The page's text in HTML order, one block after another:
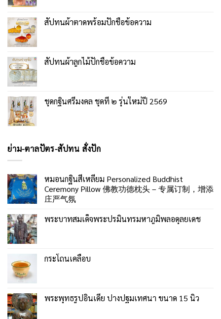
สัปทนผ้าตาดพร้อมปักชื่อข้อความ
สัปทนผ้าลูกไม้ปักชื่อข้อความ
ชุดกฐินศรีมงคล ชุดที่ ๒ รุ่นใหม่ปี 2569
ย่าม-ตาลปัตร-สัปทน สั่งปัก
หมอนกฐินสี่เหลี่ยม Personalized Buddhist
Ceremony Pillow 佛教功德枕头 – 专属订制，增添
庄严气氛
พระบาทสมเด็จพระปรมินทรมหาภูมิพลอดุลยเดช
กระโถนเคลือบ
พระพุทธรูปอินเดีย ปางปฐมเทศนา ขนาด 15 นิ้ว